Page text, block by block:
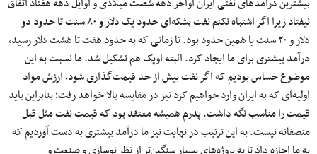
بیشترین درآمدهای نفتی ایران اواخر دهه شصت میلادی و اوایل دهه هفتاد اتفاق
نیفتاد زیرا اگر اشتباه نکنم نفت بشکه‌ای حدود یک دلار و ۸۰ سنت تا حدود دو
دلار و ۲۰ سنت یا همین حدود بود. تا زمانی که به حدود هفت تا هشت دلار رسید،
درآمد بیشتری برای ما ایجاد کرد. البته اوپک هم تشکیل شد. ما نسبت به این
موضوع حساس بودیم که اگر نفت بیش از حد قیمت‌گذاری شود، ارزش مواد
اولیه‌ای که به ایران وارد خواهیم کرد نیز در مقایسه بالا خواهد رفت؛ بنابراین باید
قیمت را مناسب نگه داشت. پدرم همیشه معتقد بود که قیمت نفت مثل قبل
منصفانه نیست. به این ترتیب در نهایت نیز ما درآمد بیشتری به دست آوردیم که